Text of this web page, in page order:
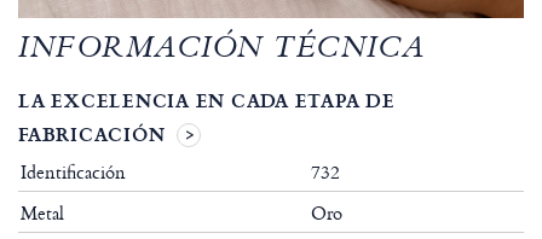
INFORMACIÓN TÉCNICA
LA EXCELENCIA EN CADA ETAPA DE
FABRICACIÓN
Identificación
732
Metal
Oro